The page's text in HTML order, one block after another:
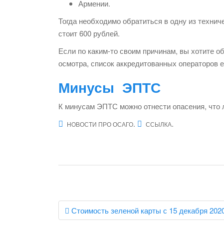
Армении.
Тогда необходимо обратиться в одну из
стоит 600 рублей.
Если по каким-то своим причинам, вы хотите
осмотра, список аккредитованных операторов
Минусы ЭПТС
К минусам ЭПТС можно отнести опасения, что
НОВОСТИ ПРО ОСАГО. ССЫЛКА.
Навигация
по
Стоимость зеленой карты с 15 декабря